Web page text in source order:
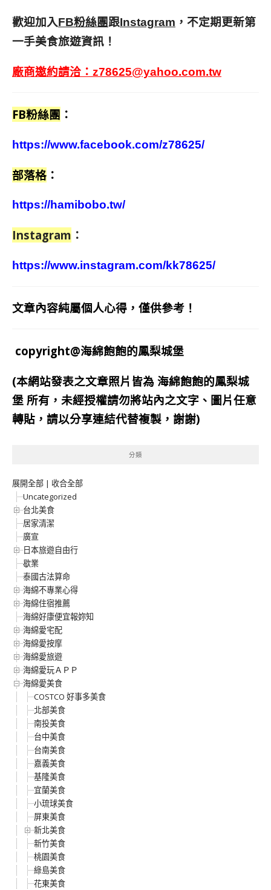
歡迎加入FB粉絲團跟Instagram ，不定期更新第
一手美食旅遊資訊！
廠商邀約請洽： z78625@yahoo.com.tw
FB粉絲團 ：
https://www.facebook.com/z78625/
部落格 ：
https://hamibobo.tw/
Instagram ：
https://www.instagram.com/kk78625/
文章內容純屬個人心得，僅供參考！
copyright@海綿飽飽的鳳梨城堡
(本網站發表之文章照片皆為 海綿飽飽的鳳梨城
堡 所有，未經授權請勿將站內之文字、圖片任意
轉貼，請以分享連結代替複製，謝謝)
分類
展開全部 | 收合全部
Uncategorized
台北美食
居家清潔
廣宣
日本旅遊自由行
歇業
泰國古法算命
海綿不專業心得
海綿住宿推薦
海綿好康便宜報妳知
海綿愛宅配
海綿愛按摩
海綿愛旅遊
海綿愛玩ＡＰＰ
海綿愛美食
COSTCO 好事多美食
北部美食
南投美食
台中美食
台南美食
嘉義美食
基隆美食
宜蘭美食
小琉球美食
屏東美食
新北美食
新竹美食
桃園美食
綠島美食
花東美食